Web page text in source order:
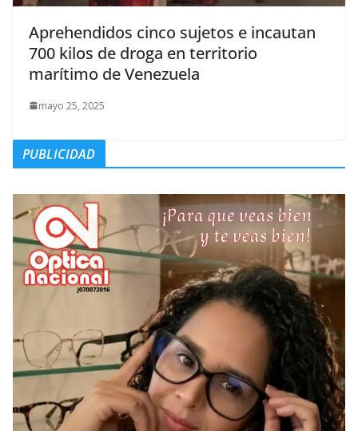
Aprehendidos cinco sujetos e incautan
700 kilos de droga en territorio
marítimo de Venezuela
mayo 25, 2025
PUBLICIDAD